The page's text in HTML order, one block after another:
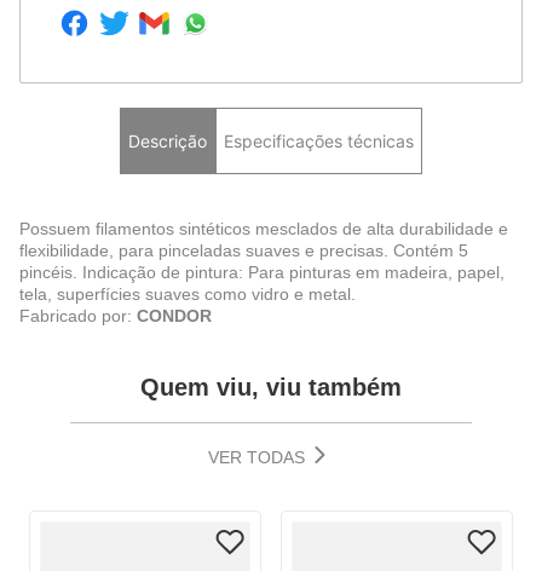
Descrição Especificações técnicas
Possuem filamentos sintéticos mesclados de alta durabilidade e
flexibilidade, para pinceladas suaves e precisas. Contém 5
pincéis. Indicação de pintura: Para pinturas em madeira, papel,
tela, superfícies suaves como vidro e metal.
Fabricado por: CONDOR
Quem viu, viu também
VER TODAS